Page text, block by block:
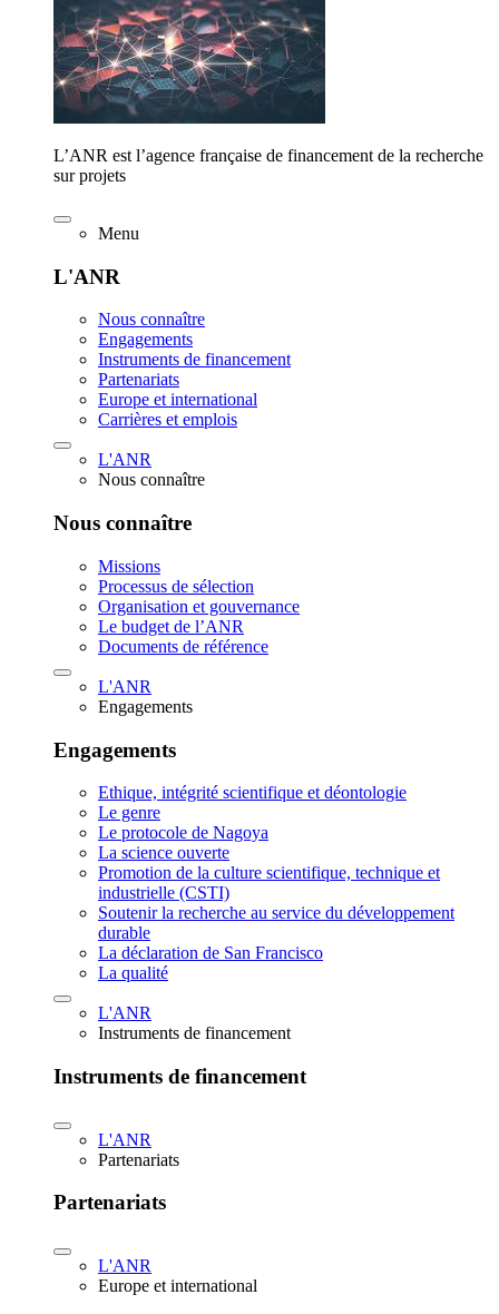
L’ANR est l’agence française de financement de la recherche
sur projets
Menu
L'ANR
Nous connaître
Engagements
Instruments de financement
Partenariats
Europe et international
Carrières et emplois
L'ANR
Nous connaître
Nous connaître
Missions
Processus de sélection
Organisation et gouvernance
Le budget de l’ANR
Documents de référence
L'ANR
Engagements
Engagements
Ethique, intégrité scientifique et déontologie
Le genre
Le protocole de Nagoya
La science ouverte
Promotion de la culture scientifique, technique et
industrielle (CSTI)
Soutenir la recherche au service du développement
durable
La déclaration de San Francisco
La qualité
L'ANR
Instruments de financement
Instruments de financement
L'ANR
Partenariats
Partenariats
L'ANR
Europe et international